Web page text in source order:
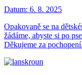
Datum: 6. 8. 2025
Opakovaně se na
žádáme, abyste si po
Děkujeme za pochopení.